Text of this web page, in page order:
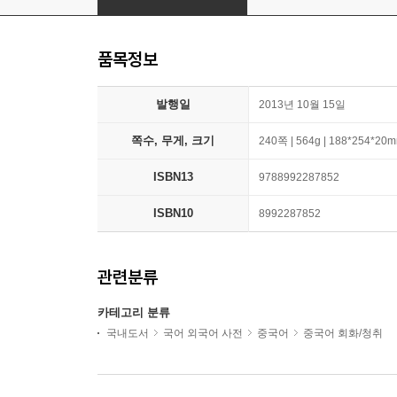
품목정보
발행일 2013년 10월 15일
쪽수, 무게, 크기 240쪽 | 564g |
ISBN13 9788992287852
ISBN10 8992287852
관련분류
카테고리 분류
국내도서 국어 외국어 사전 중국어 중국어 회화/청취